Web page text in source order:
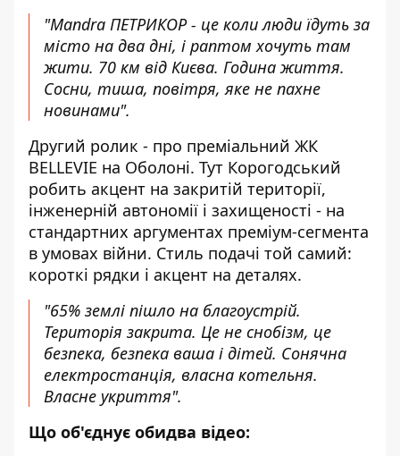
"Mandra ПЕТРИКОР - це коли люди їдуть за
місто на два дні, і раптом хочуть там
жити. 70 км від Києва. Година життя.
Сосни, тиша, повітря, яке не пахне
новинами".
Другий ролик - про преміальний ЖК
BELLEVIE на Оболоні. Тут Корогодський
робить акцент на закритій території,
інженерній автономії і захищеності - на
стандартних аргументах преміум-сегмента
в умовах війни. Стиль подачі той самий:
короткі рядки і акцент на деталях.
"65% землі пішло на благоустрій.
Територія закрита. Це не снобізм, це
безпека, безпека ваша і дітей. Сонячна
електростанція, власна котельня.
Власне укриття".
Що об'єднує обидва відео: